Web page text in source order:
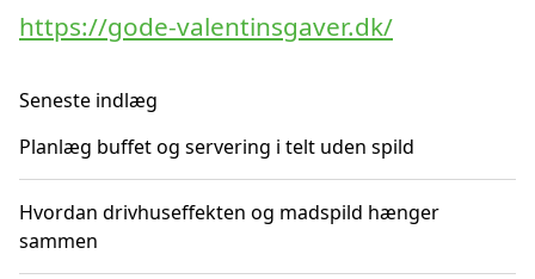
https://gode-valentinsgaver.dk/
Seneste indlæg
Planlæg buffet og servering i telt uden spild
Hvordan drivhuseffekten og madspild hænger
sammen